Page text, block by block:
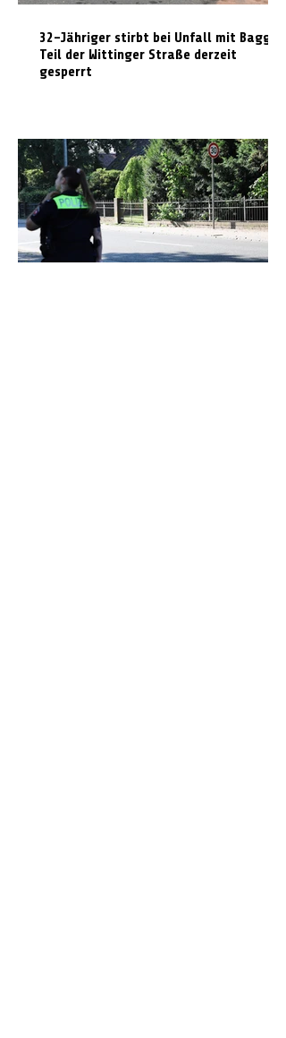
32-Jähriger stirbt bei Unfall mit Bagger:
Teil der Wittinger Straße derzeit
gesperrt